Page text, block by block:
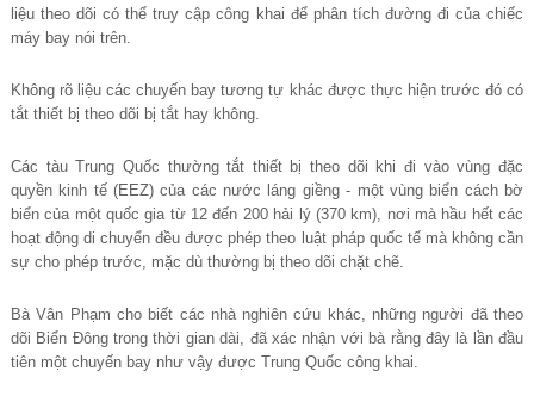
liệu theo dõi có thể truy cập công khai để phân tích đường đi của chiếc
máy bay nói trên.
Không rõ liệu các chuyến bay tương tự khác được thực hiện trước đó có
tắt thiết bị theo dõi bị tắt hay không.
Các tàu Trung Quốc thường tắt thiết bị theo dõi khi đi vào vùng đặc
quyền kinh tế (EEZ) của các nước láng giềng - một vùng biển cách bờ
biển của một quốc gia từ 12 đến 200 hải lý (370 km), nơi mà hầu hết các
hoạt động di chuyển đều được phép theo luật pháp quốc tế mà không cần
sự cho phép trước, mặc dù thường bị theo dõi chặt chẽ.
Bà Vân Phạm cho biết các nhà nghiên cứu khác, những người đã theo
dõi Biển Đông trong thời gian dài, đã xác nhận với bà rằng đây là lần đầu
tiên một chuyến bay như vậy được Trung Quốc công khai.